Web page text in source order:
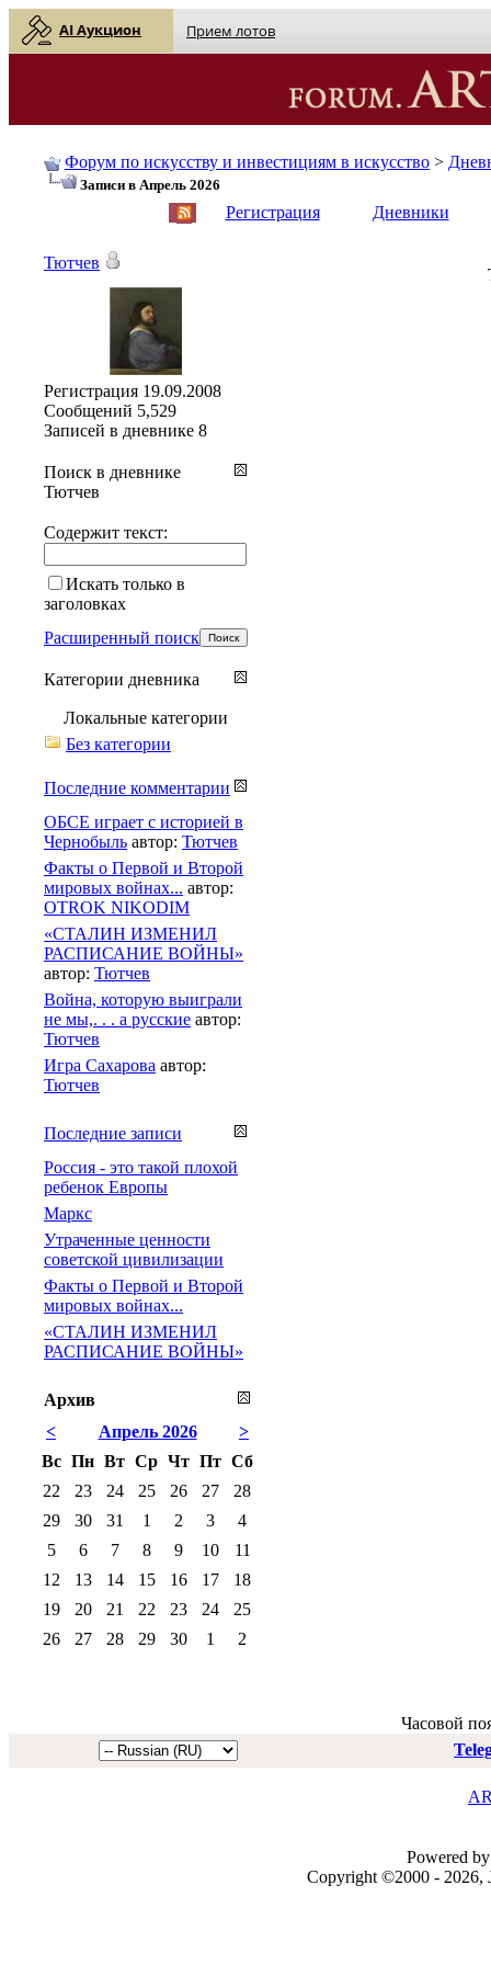
AI Аукцион Прием лотов
Форум по искусству и инвестициям в искусство >
Записи в Апрель 2026
Регистрация Дневники
Тютчев
Регистрация 19.09.2008
Сообщений 5,529
Записей в дневнике 8
Поиск в дневнике
Тютчев
Содержит текст:
Искать только в
заголовках
Расширенный поиск
Категории дневника
Локальные категории
Без категории
Последние комментарии
ОБСЕ играет с историей в
Чернобыль автор: Тютчев
Факты о Первой и Второй
мировых войнах... автор:
OTROK NIKODIM
«СТАЛИН ИЗМЕНИЛ
РАСПИСАНИЕ ВОЙНЫ»
автор: Тютчев
Война, которую выиграли
не мы,. . . а русские автор:
Тютчев
Игра Сахарова автор:
Тютчев
Последние записи
Россия - это такой плохой
ребенок Европы
Маркс
Утраченные ценности
советской цивилизации
Факты о Первой и Второй
мировых войнах...
«СТАЛИН ИЗМЕНИЛ
РАСПИСАНИЕ ВОЙНЫ»
Архив
<
>
Апрель 2026
Вс Пн Вт Ср Чт Пт Сб
22
23 24 25 26 27
28
29
30 31 1 2 3
4
5
6 7 8 9 10
11
12
13 14 15 16 17
18
19
20 21 22 23 24
25
26
27 28 29 30 1 2
Часовой
Powered
Copyright ©2000 - 2026,